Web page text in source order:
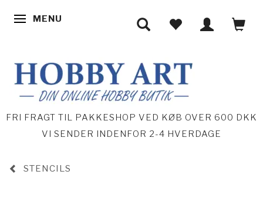
SKIFTE NAVIGATION
MENU
FRI FRAGT TIL PAKKESHOP VED KØB OVER 600 DKK
VI SENDER INDENFOR 2-4 HVERDAGE
STENCILS